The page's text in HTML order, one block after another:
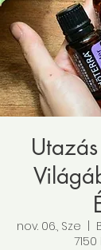
nov. 06., Sze